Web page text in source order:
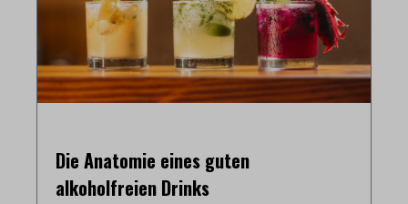
Die Anatomie eines guten
alkoholfreien Drinks